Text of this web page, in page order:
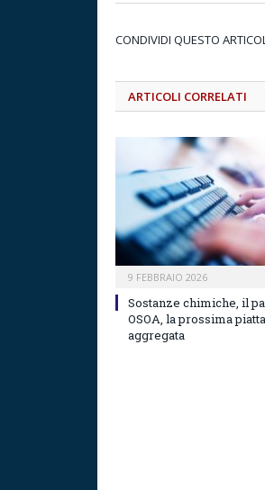
CONDIVIDI QUESTO
ARTICOLI CORRELATI
9 FEBBRAIO 2026
Sostanze chimiche, il
OSOA, la prossima
aggregata